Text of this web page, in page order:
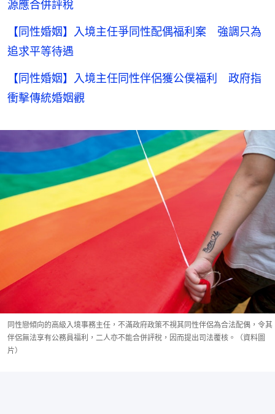
源應合併評稅
【同性婚姻】入境主任爭同性配偶福利案 強調只為
追求平等待遇
【同性婚姻】入境主任同性伴侶獲公僕福利 政府指
衝擊傳統婚姻觀
同性戀傾向的高級入境事務主任，不滿政府政策不視其同性伴侶為合法配偶，令其
伴侶無法享有公務員福利，二人亦不能合併評稅，因而提出司法覆核。（資料圖
片）